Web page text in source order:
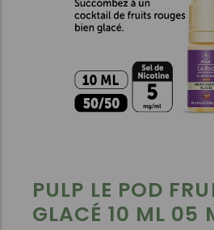
PULP LE POD
GLACÉ 10 ML 05